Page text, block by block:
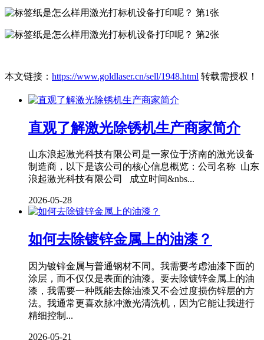
本文链接： https://www.goldlaser.cn/sell/1948.html 转载需授权！
直观了解激光除锈机生产商家简介
山东浪起激光科技有限公司是一家位于济南的激光设备
制造商，以下是该公司的核心信息概览：公司名称 山东
浪起激光科技有限公司 成立时间&nbs...
2026-05-28
如何去除镀锌金属上的油漆？
因为镀锌金属与普通钢材不同。我需要考虑油漆下面的
涂层，而不仅仅是表面的油漆。要去除镀锌金属上的油
漆，我需要一种既能去除油漆又不会过度损伤锌层的方
法。我通常更喜欢脉冲激光清洗机，因为它能让我进行
精细控制...
2026-05-21